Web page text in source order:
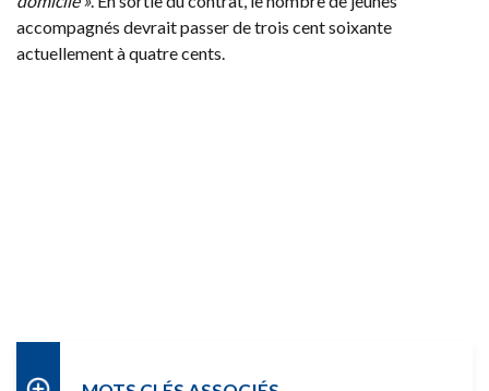
accompagnés devrait passer de trois cent soixante
actuellement à quatre cents.